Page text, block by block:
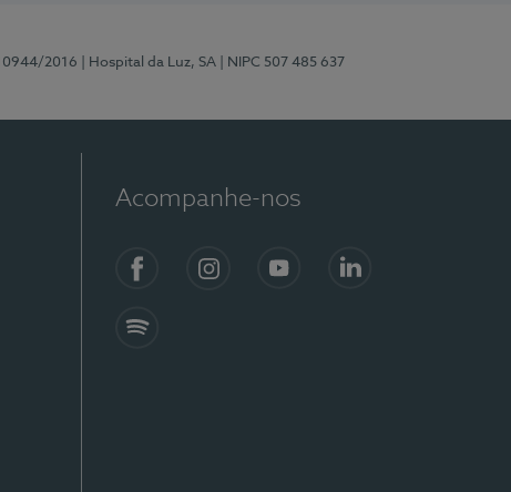
2016 | Hospital da Luz, SA | NIPC 507 485 637
Acompanhe-nos